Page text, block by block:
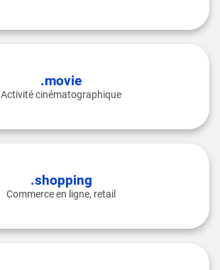
.movie
Activité cinématographique
.shopping
Commerce en ligne, retail